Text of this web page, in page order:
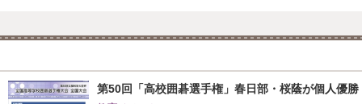
第50回「高校囲碁選手権」春日部・桜蔭が個人優勝